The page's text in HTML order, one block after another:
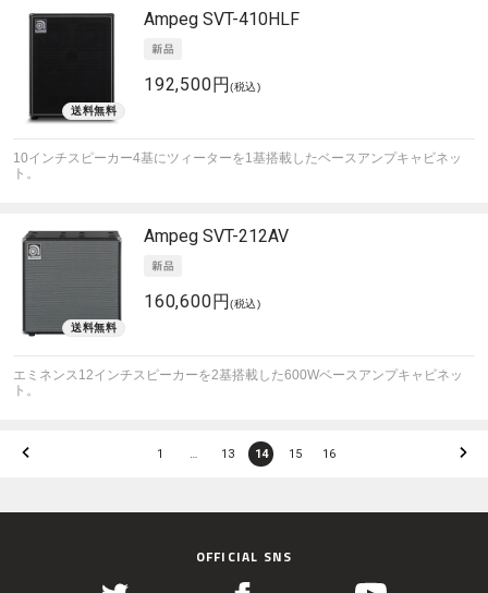
Ampeg SVT-410HLF
192,500円(税込)
10インチスピーカー4基にツィーターを1基搭載したベースアンプキャビネッ
ト。
Ampeg SVT-212AV
160,600円(税込)
エミネンス12インチスピーカーを2基搭載した600Wベースアンプキャビネッ
ト。
1 … 13 14 15 16
OFFICIAL SNS